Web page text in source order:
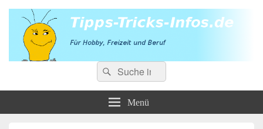
Tipps-Tricks-Infos.de
Suchen
nach:
Suchen
Menü